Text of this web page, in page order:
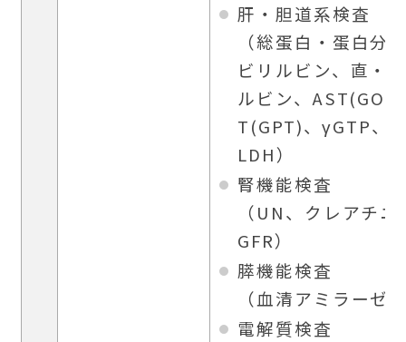
肝・胆道系検査
（総蛋白・蛋白分
ビリルビン、直・
ルビン、
T(GPT)、γGTP、
LDH）
腎機能検査
（UN、クレアチ
GFR）
膵機能検査
（血清アミラーゼ
電解質検査